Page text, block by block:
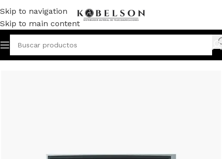
Skip to navigation
Skip to main content
Inicio/VIDEOPORTERO